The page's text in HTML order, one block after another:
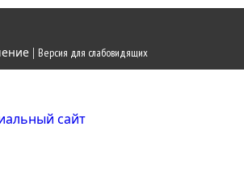
| Версия для слабовидящих